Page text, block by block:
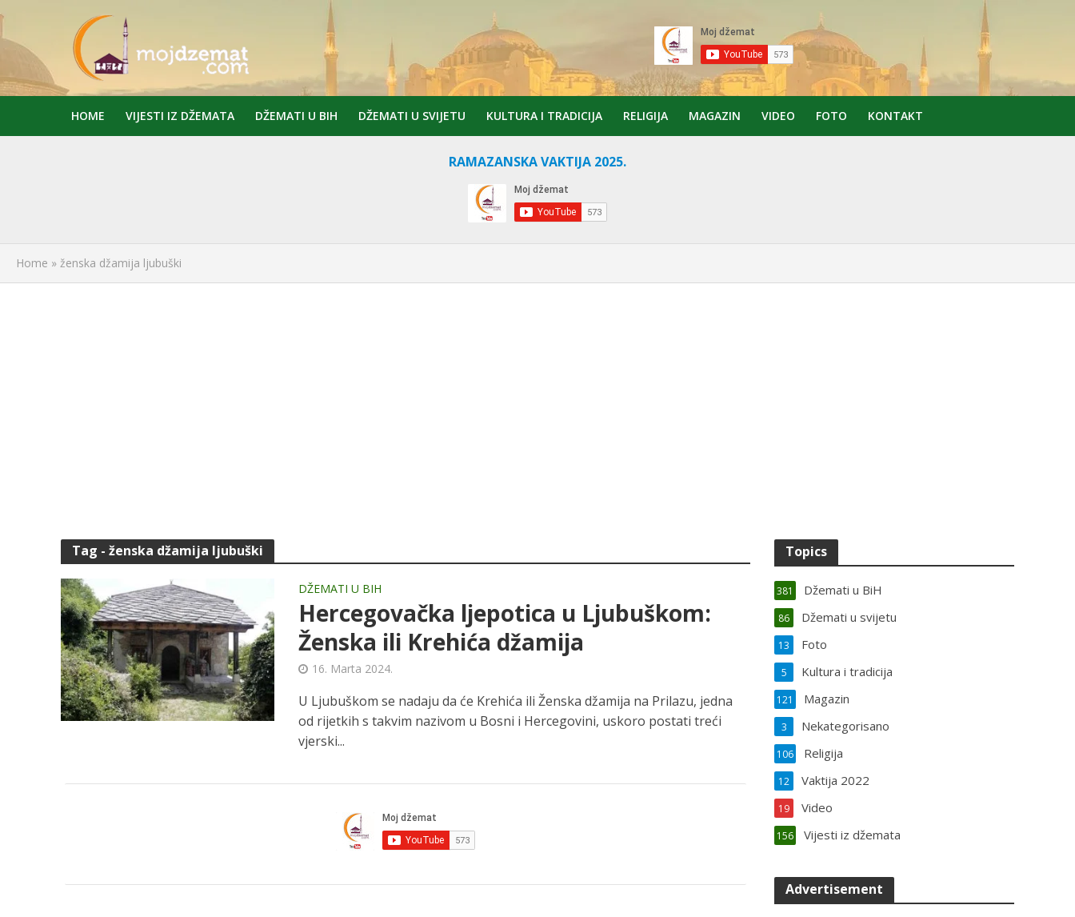
HOME VIJESTI IZ DŽEMATA DŽEMATI U BIH DŽEMATI U SVIJETU KULTURA I TRADICIJA RELIGIJA MAGAZIN VIDEO FOTO KONTAKT
RAMAZANSKA VAKTIJA 2025.
Home » ženska džamija ljubuški
Tag - ženska džamija ljubuški
DŽEMATI U BIH
Hercegovačka ljepotica u Ljubuškom:
Ženska ili Krehića džamija
16. Marta 2024.
U Ljubuškom se nadaju da će Krehića ili Ženska džamija na Prilazu, jedna
od rijetkih s takvim nazivom u Bosni i Hercegovini, uskoro postati treći
vjerski...
Topics
Džemati u BiH
381
Džemati u svijetu
86
Foto
13
Kultura i tradicija
5
Magazin
121
Nekategorisano
3
Religija
106
Vaktija 2022
12
Video
19
Vijesti iz džemata
156
Advertisement